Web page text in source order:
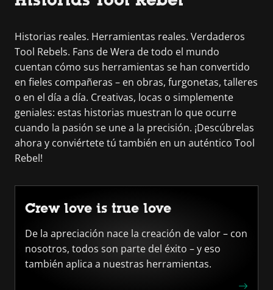
Historias reales. Herramientas reales. Verdaderos
Tool Rebels. Fans de Wera de todo el mundo
cuentan cómo sus herramientas se han convertido
en fieles compañeras – en obras, furgonetas, talleres
o en el día a día. Creativas, locas o simplemente
geniales: estas historias muestran lo que ocurre
cuando la pasión se une a la precisión. ¡Descúbrelas
ahora y conviértete tú también en un auténtico Tool
Rebel!
Crew love is true love
De la apreciación nace la creación de valor – con
nosotros, todos son parte del éxito – y eso
también aplica a nuestras herramientas.